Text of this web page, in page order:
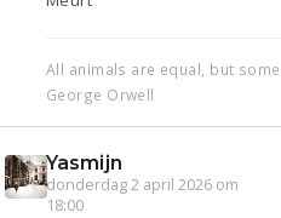
All animals are equal, but
George Orwell
Yasmijn
donderdag 2 april 2026 om
18:00